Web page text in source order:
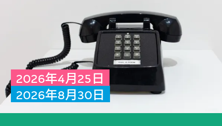
2026年4月25日
2026年8月30日